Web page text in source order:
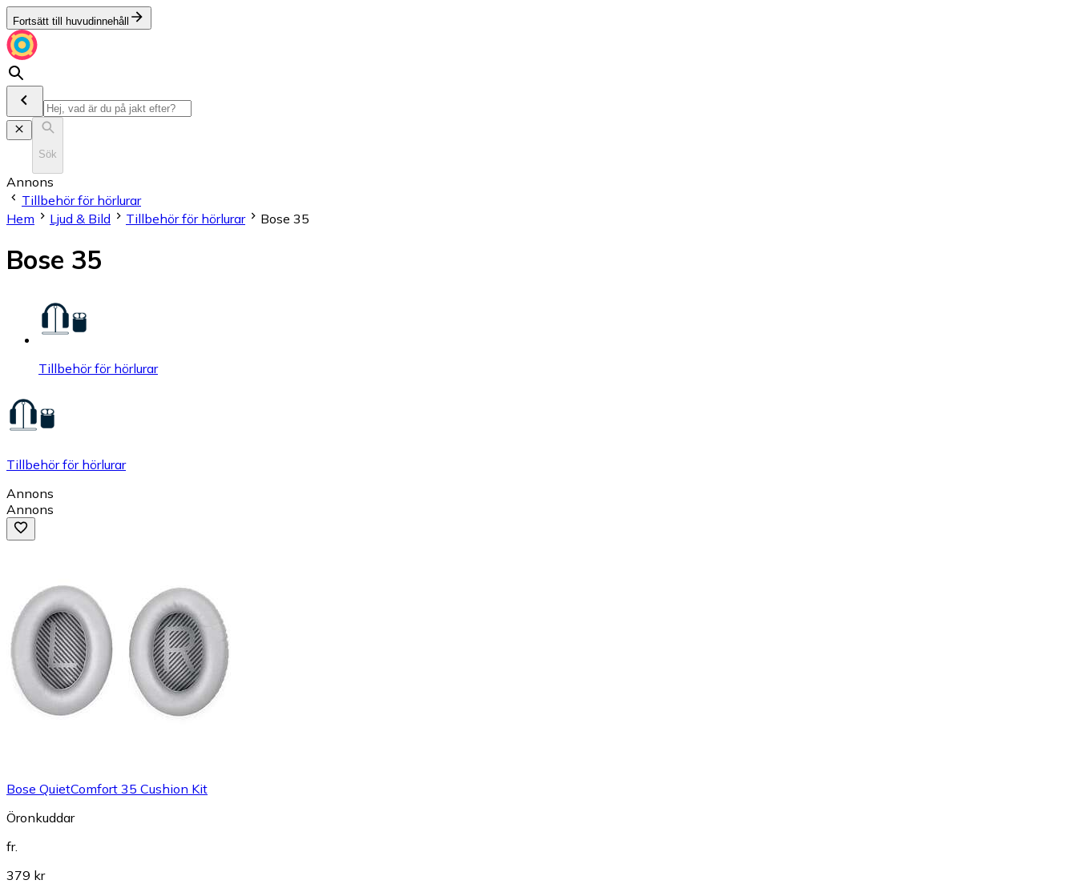
Fortsätt till huvudinnehåll
Sök
Annons
Tillbehör för hörlurar
Hem
Ljud & Bild Tillbehör för hörlurar Bose 35
Bose 35
Tillbehör för hörlurar
Tillbehör för hörlurar
Annons
Annons
Bose QuietComfort 35 Cushion Kit
Öronkuddar
fr.
379 kr